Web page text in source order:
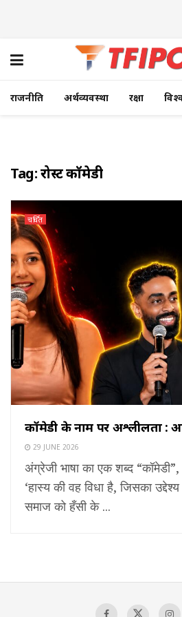
राजनीति अर्थव्यवस्था रक्षा
Tag:रोस्ट कॉमेडी
चर्चित
कॉमेडी के नाम पर अश्लीलता :
29 JUNE 2026
अंग्रेजी भाषा का एक शब्द
‘हास्य की वह विधा है, जिसका
समाज को हँसी के ...